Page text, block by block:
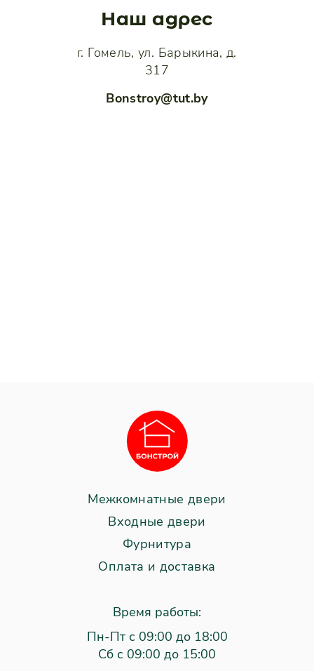
Наш адрес
г. Гомель, ул. Барыкина, д.
317
Bonstroy@tut.by
Межкомнатные двери
Входные двери
Фурнитура
Оплата и доставка
Время работы:
Пн-Пт с 09:00 до 18:00
Сб с 09:00 до 15:00